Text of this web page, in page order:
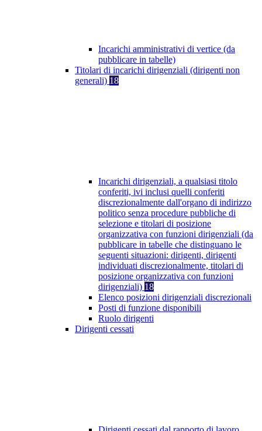
Incarichi amministrativi di vertice (da
pubblicare in tabelle)
Titolari di incarichi dirigenziali (dirigenti non
generali) 18
Incarichi dirigenziali, a qualsiasi titolo
conferiti, ivi inclusi quelli conferiti
discrezionalmente dall'organo di indirizzo
politico senza procedure pubbliche di
selezione e titolari di posizione
organizzativa con funzioni dirigenziali (da
pubblicare in tabelle che distinguano le
seguenti situazioni: dirigenti, dirigenti
individuati discrezionalmente, titolari di
posizione organizzativa con funzioni
dirigenziali) 18
Elenco posizioni dirigenziali discrezionali
Posti di funzione disponibili
Ruolo dirigenti
Dirigenti cessati